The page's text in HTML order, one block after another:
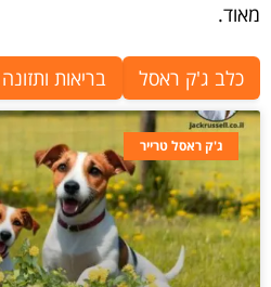
מאוד.
כלב ג'ק ראסל בריאות
ג'ק ראסל טרייר